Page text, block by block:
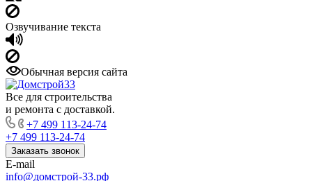
Озвучивание текста
Обычная версия сайта
Все для строительства
и ремонта с доставкой.
+7 499 113-24-74
+7 499 113-24-74
Заказать звонок
E-mail
info@домстрой-33.рф